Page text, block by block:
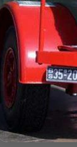
inkl. 19 % MwSt.
zzgl.
Fulda
Maßstab 1/16,
20mm , Innen
2mm ,
Beschriftung,
Eurofelgen ,
Wedico,Inhalt:
Unsere